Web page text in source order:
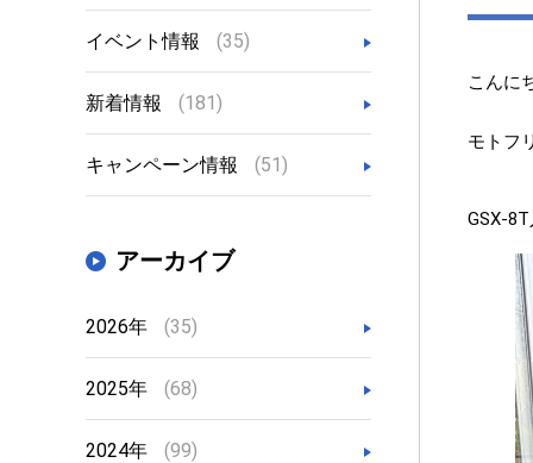
イベント情報 (35)
新着情報 (181)
キャンペーン情報 (51)
アーカイブ
2026年 (35)
2025年 (68)
2024年 (99)
こんに
モトフ
GSX-